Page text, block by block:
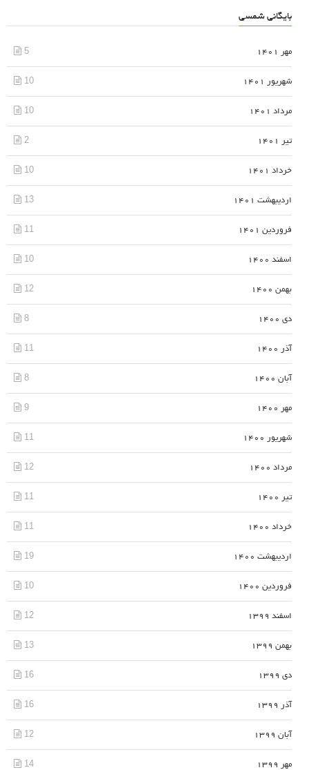
بایگانی شمسی
مهر 1401 5
شهریور 1401 10
مرداد 1401 10
تیر 1401 2
خرداد 1401 10
اردیبهشت 1401 13
فروردین 1401 11
اسفند 1400 10
بهمن 1400 12
دی 1400 8
آذر 1400 11
آبان 1400 8
مهر 1400 9
شهریور 1400 11
مرداد 1400 12
تیر 1400 11
خرداد 1400 11
اردیبهشت 1400 19
فروردین 1400 10
اسفند 1399 12
بهمن 1399 13
دی 1399 16
آذر 1399 16
آبان 1399 12
مهر 1399 14